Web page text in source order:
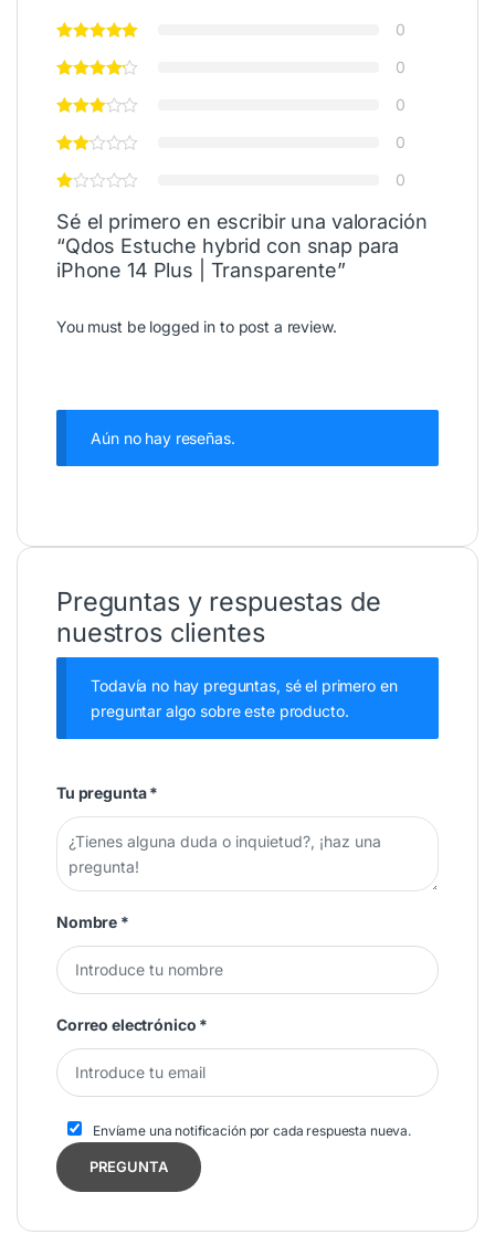
0
0
0
0
0
Sé el primero en escribir una valoración
“Qdos Estuche hybrid con snap para
iPhone 14 Plus | Transparente”
You must be logged in to post a review.
Aún no hay reseñas.
Preguntas y respuestas de
nuestros clientes
Todavía no hay preguntas, sé el primero en
preguntar algo sobre este producto.
Tu pregunta*
Nombre *
Correo electrónico *
Envíame una notificación por cada respuesta nueva.